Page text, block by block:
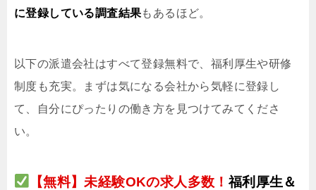
に登録している調査結果もあるほど。
以下の派遣会社はすべて登録無料で、福利厚生や研修
制度も充実。まずは気になる会社から気軽に登録し
て、自分にぴったりの働き方を見つけてみてくださ
い。
【無料】未経験OKの求人多数！福利厚生＆